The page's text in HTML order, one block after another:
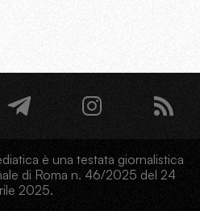
è una testata giornalistica
di Roma n. 46/2025 del 24
2025.